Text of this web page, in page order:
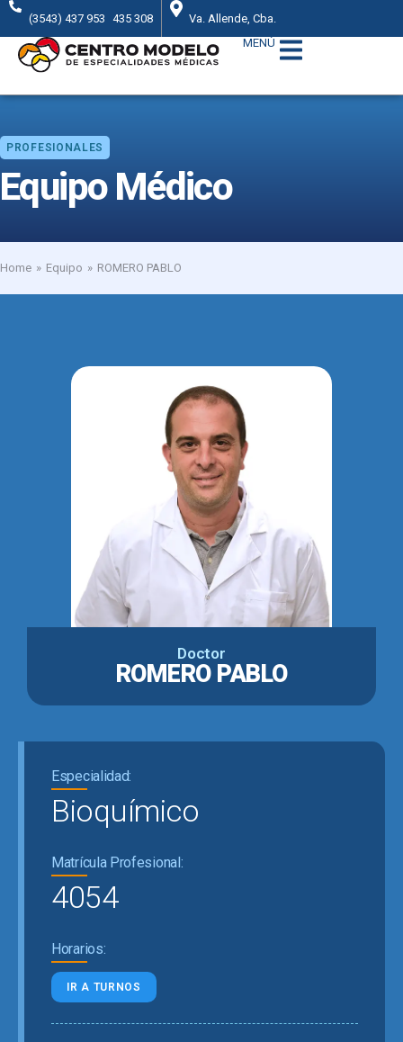
(3543) 437 953 435 308
Va. Allende, Cba.
MENÚ
PROFESIONALES
Equipo Médico
You are here:
Home Equipo ROMERO PABLO
Doctor
ROMERO PABLO
Especialidad:
Bioquímico
Matrícula Profesional:
4054
Horarios:
IR A TURNOS